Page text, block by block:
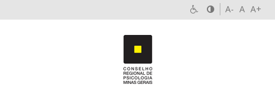
A- A A+